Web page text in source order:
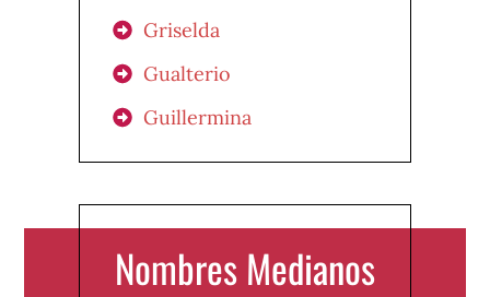
Griselda
Gualterio
Guillermina
Nombres Medianos